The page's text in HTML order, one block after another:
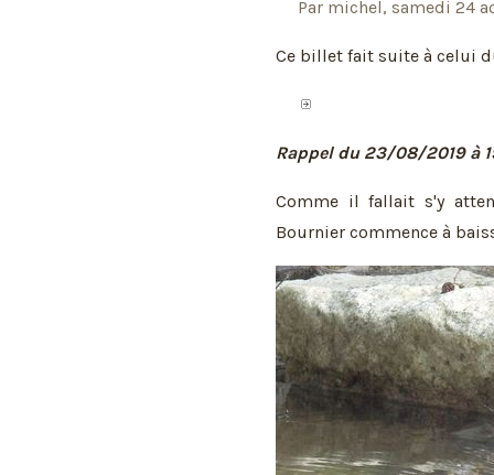
Par michel, samedi 24
Ce billet fait suite à celui
Rappel du 23/08/2019 à
Comme il fallait s'y
Bournier commence à